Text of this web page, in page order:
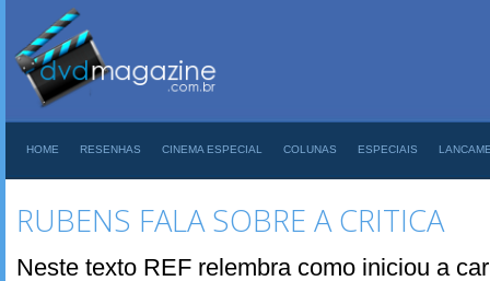
HOME RESENHAS CINEMA ESPECIAL COLUNAS ESPECIAIS
RUBENS FALA SOBRE A CRITICA
Neste texto REF relembra como iniciou a